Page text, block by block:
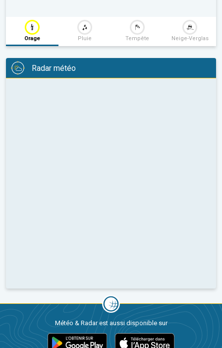
Orage Pluie Tempête Neige-Verglas
Radar météo
Météo & Radar est aussi disponible sur